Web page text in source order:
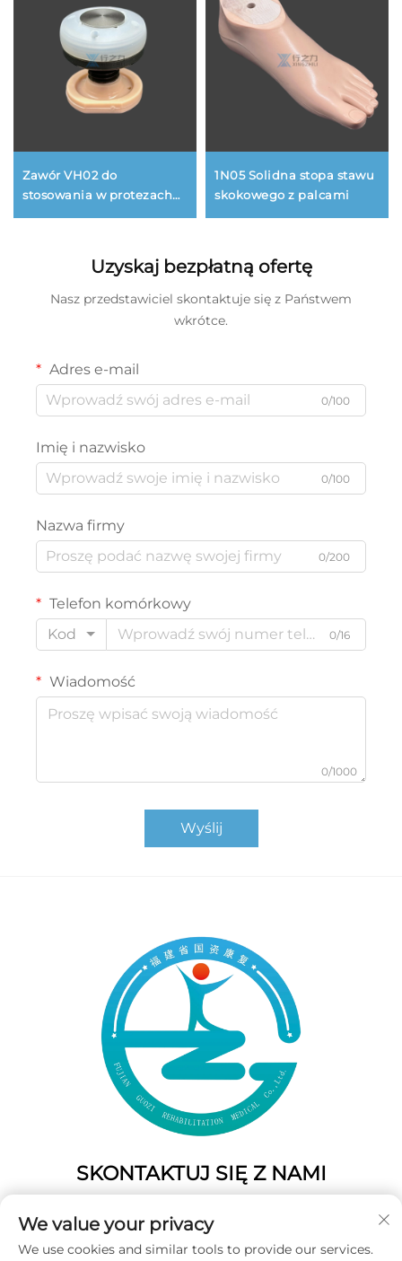
Zawór VH02 do
stosowania w protezach
protezy pod kolanem)
1N05 Solidna stopa stawu
skokowego z palcami
Uzyskaj bezpłatną ofertę
Nasz przedstawiciel skontaktuje się z Państwem
wkrótce.
Adres e-mail
0/100
Imię i nazwisko
0/100
Nazwa firmy
0/200
Telefon komórkowy
Kod
0/16
Wiadomość
0/1000
Wyślij
SKONTAKTUJ SIĘ Z NAMI
Chiny
Tel.:+86-19859128239
We value your privacy
We use cookies and similar tools to provide our services.